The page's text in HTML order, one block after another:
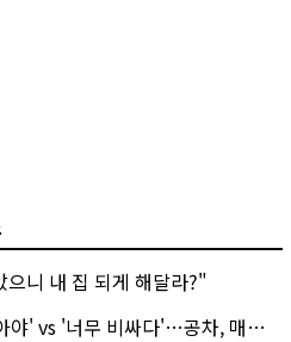
니 내 집 되게 해달라?"
vs '너무 비싸다'…공차, 매각 성공할까